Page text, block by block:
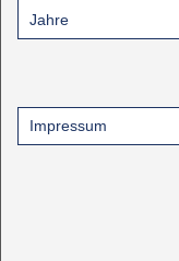
Jahre
Impressum